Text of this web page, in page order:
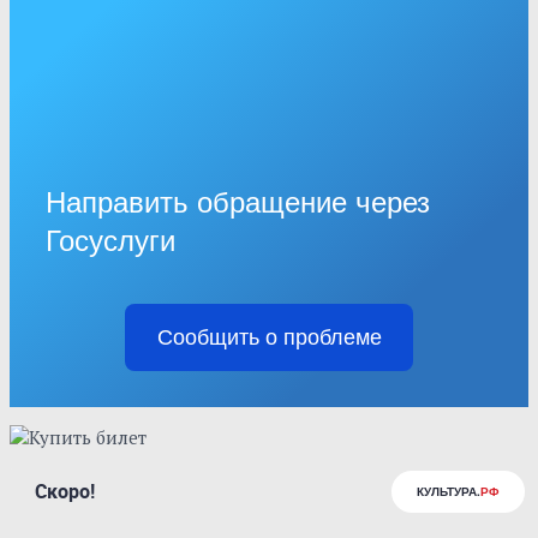
Направить обращение через
Госуслуги
Сообщить о проблеме